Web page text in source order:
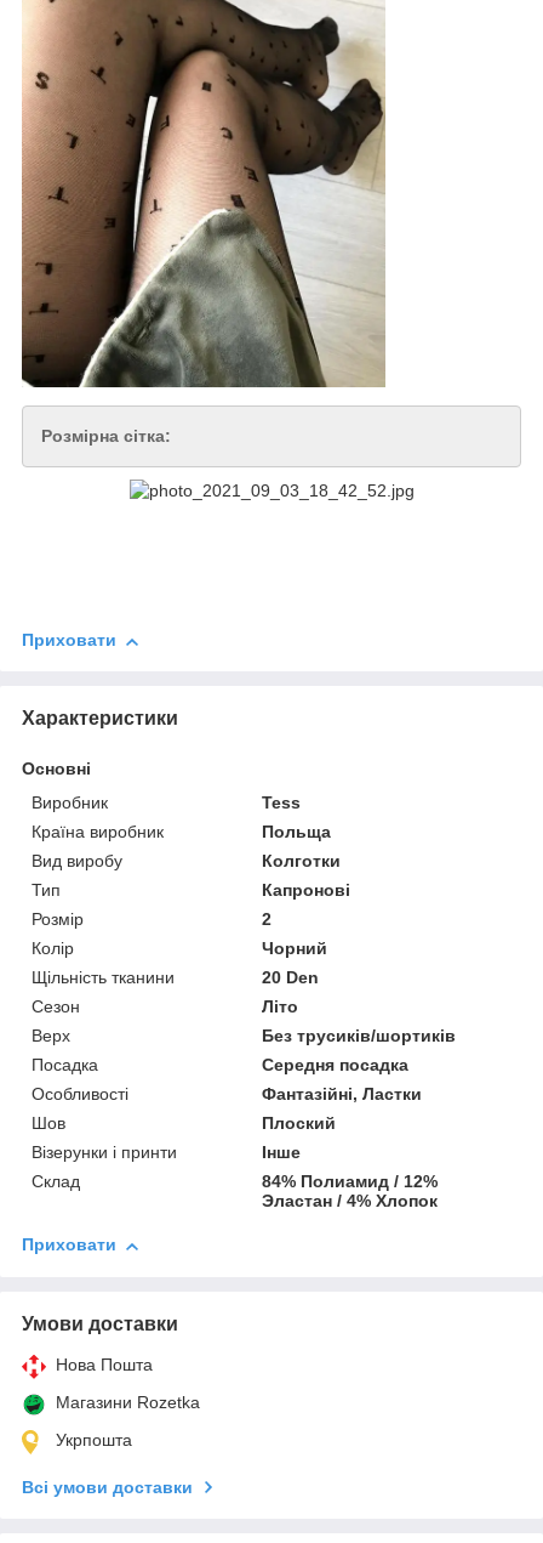
Розмірна сітка:
Приховати
Характеристики
Основні
Виробник
Tess
Країна виробник
Польща
Вид виробу
Колготки
Тип
Капронові
Розмір
2
Колір
Чорний
Щільність тканини
20 Den
Сезон
Літо
Верх
Без трусиків/шортиків
Посадка
Середня посадка
Особливості
Фантазійні, Ластки
Шов
Плоский
Візерунки і принти
Інше
Склад
84% Полиамид / 12%
Эластан / 4% Хлопок
Приховати
Умови доставки
Нова Пошта
Магазини Rozetka
Укрпошта
Всі умови доставки